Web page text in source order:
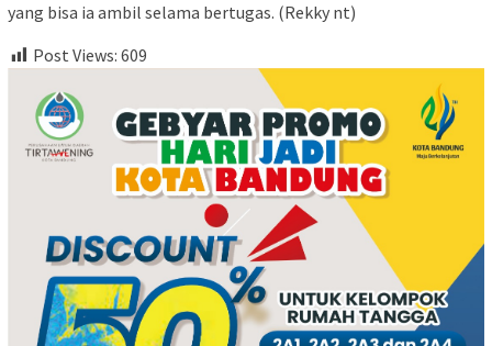
yang bisa ia ambil selama bertugas. (Rekky nt)
Post Views: 609